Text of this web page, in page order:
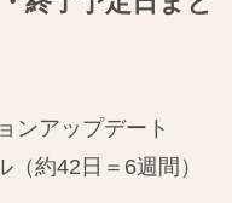
ンアップデート
約42日＝6週間）